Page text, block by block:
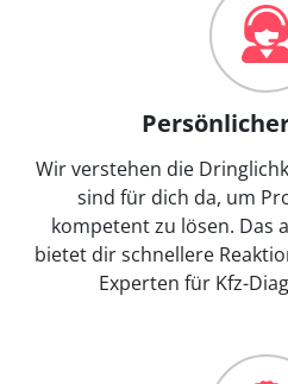
Wir verstehen die
sind für dich da, um
kompetent zu lösen. Das
bietet dir schnellere
Experten für Kfz-